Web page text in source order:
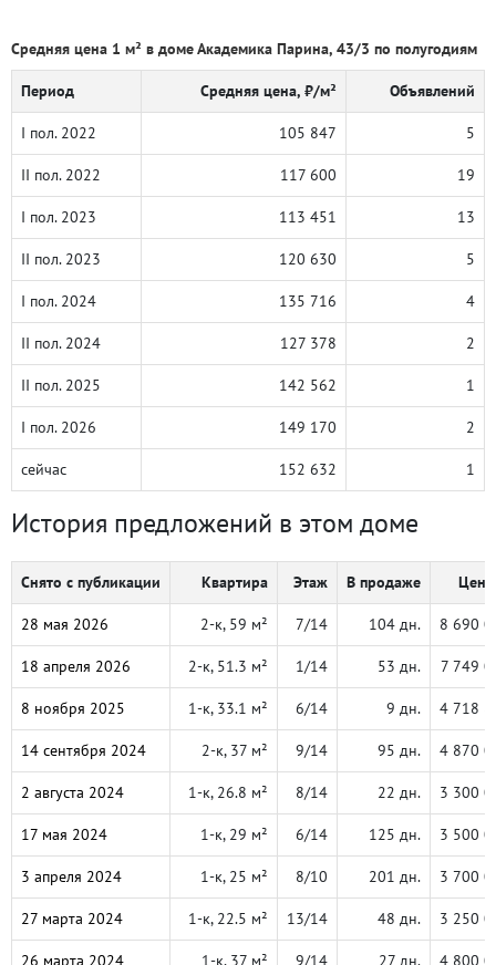
Средняя цена 1 м² в доме Академика Парина, 43/3 по полугодиям
Период Средняя цена, ₽/м² Объявлений
I пол. 2022 105 847 5
II пол. 2022 117 600 19
I пол. 2023 113 451 13
II пол. 2023 120 630 5
I пол. 2024 135 716 4
II пол. 2024 127 378 2
II пол. 2025 142 562 1
I пол. 2026 149 170 2
сейчас 152 632 1
История предложений в этом доме
Снято с публикации Квартира Этаж В продаже
28 мая 2026 2-к, 59 м² 7/14 104 дн. 8 690
18 апреля 2026 2-к, 51.3 м² 1/14 53 дн. 7 749
8 ноября 2025 1-к, 33.1 м² 6/14 9 дн. 4 718
14 сентября 2024 2-к, 37 м² 9/14 95 дн. 4 870
2 августа 2024 1-к, 26.8 м² 8/14 22 дн. 3 300
17 мая 2024 1-к, 29 м² 6/14 125 дн. 3 500
3 апреля 2024 1-к, 25 м² 8/10 201 дн. 3 700
27 марта 2024 1-к, 22.5 м² 13/14 48 дн. 3 250
26 марта 2024 1-к, 37 м² 9/14 27 дн. 4 800